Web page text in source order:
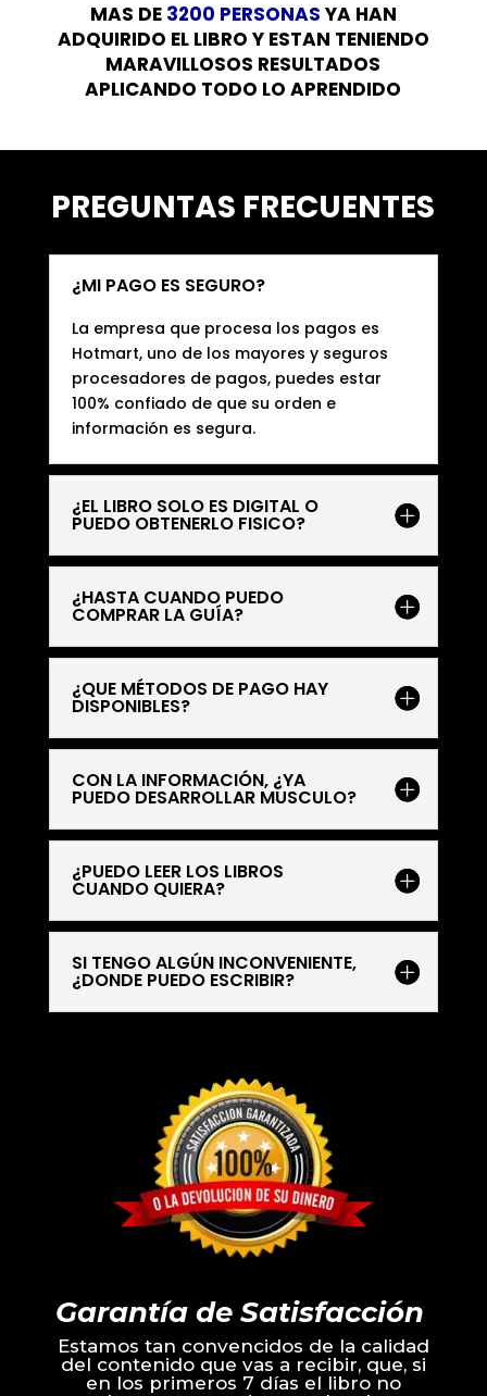
MAS DE 3200 PERSONAS YA HAN
ADQUIRIDO EL LIBRO Y ESTAN TENIENDO
MARAVILLOSOS RESULTADOS
APLICANDO TODO LO APRENDIDO
PREGUNTAS FRECUENTES
¿MI PAGO ES SEGURO?
La empresa que procesa los pagos es
Hotmart, uno de los mayores y seguros
procesadores de pagos, puedes estar
100% confiado de que su orden e
información es segura.
¿EL LIBRO SOLO ES DIGITAL O
PUEDO OBTENERLO FISICO?
¿HASTA CUANDO PUEDO
COMPRAR LA GUÍA?
¿QUE MÉTODOS DE PAGO HAY
DISPONIBLES?
CON LA INFORMACIÓN, ¿YA
PUEDO DESARROLLAR MUSCULO?
¿PUEDO LEER LOS LIBROS
CUANDO QUIERA?
SI TENGO ALGÚN INCONVENIENTE,
¿DONDE PUEDO ESCRIBIR?
Garantía de Satisfacción
Estamos tan convencidos de la calidad
del contenido que vas a recibir, que, si
en los primeros 7 días el libro no